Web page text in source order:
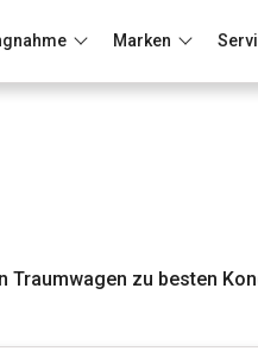
Marken
Traumwagen zu besten